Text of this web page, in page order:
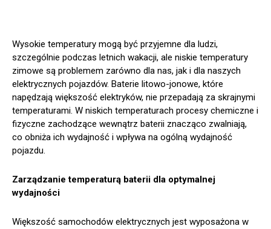
Wysokie temperatury mogą być przyjemne dla ludzi,
szczególnie podczas letnich wakacji, ale niskie temperatury
zimowe są problemem zarówno dla nas, jak i dla naszych
elektrycznych pojazdów. Baterie litowo-jonowe, które
napędzają większość elektryków, nie przepadają za skrajnymi
temperaturami. W niskich temperaturach procesy chemiczne i
fizyczne zachodzące wewnątrz baterii znacząco zwalniają,
co obniża ich wydajność i wpływa na ogólną wydajność
pojazdu.
Zarządzanie temperaturą baterii dla optymalnej
wydajności
Większość samochodów elektrycznych jest wyposażona w